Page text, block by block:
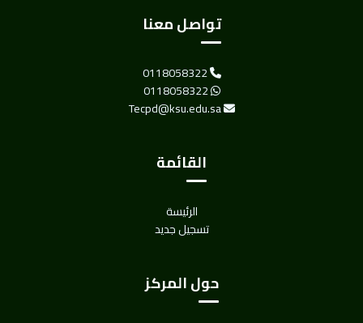
تواصل معنا
0118058322
0118058322
Tecpd@ksu.edu.sa
القائمة
الرئيسة
تسجيل جديد
حول المركز